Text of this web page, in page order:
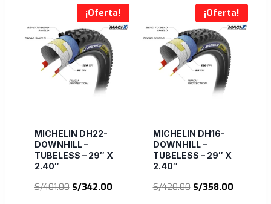
¡Oferta!
MICHELIN DH22-
DOWNHILL –
TUBELESS – 29″ X
2.40″
S/401.00 El
S/342.00El
¡Oferta!
MICHELIN DH16-
DOWNHILL –
TUBELESS – 29″ X
2.40″
S/420.00 El
S/358.00El